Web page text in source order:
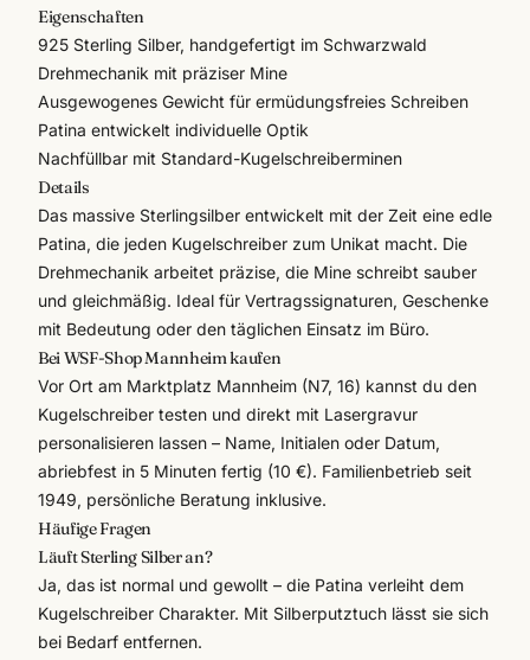
Eigenschaften
925 Sterling Silber, handgefertigt im Schwarzwald
Drehmechanik mit präziser Mine
Ausgewogenes Gewicht für ermüdungsfreies Schreiben
Patina entwickelt individuelle Optik
Nachfüllbar mit Standard-Kugelschreiberminen
Details
Das massive Sterlingsilber entwickelt mit der Zeit eine edle
Patina, die jeden Kugelschreiber zum Unikat macht. Die
Drehmechanik arbeitet präzise, die Mine schreibt sauber
und gleichmäßig. Ideal für Vertragssignaturen, Geschenke
mit Bedeutung oder den täglichen Einsatz im Büro.
Bei WSF-Shop Mannheim kaufen
Vor Ort am Marktplatz Mannheim (N7, 16) kannst du den
Kugelschreiber testen und direkt mit Lasergravur
personalisieren lassen – Name, Initialen oder Datum,
abriebfest in 5 Minuten fertig (10 €). Familienbetrieb seit
1949, persönliche Beratung inklusive.
Häufige Fragen
Läuft Sterling Silber an?
Ja, das ist normal und gewollt – die Patina verleiht dem
Kugelschreiber Charakter. Mit Silberputztuch lässt sie sich
bei Bedarf entfernen.